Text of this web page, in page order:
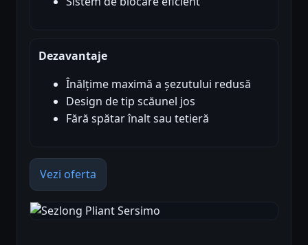
Dezavantaje
Înălțime maximă a șezutului redusă
Design de tip scăunel jos
Fără spătar înalt sau tetieră
Vezi oferta